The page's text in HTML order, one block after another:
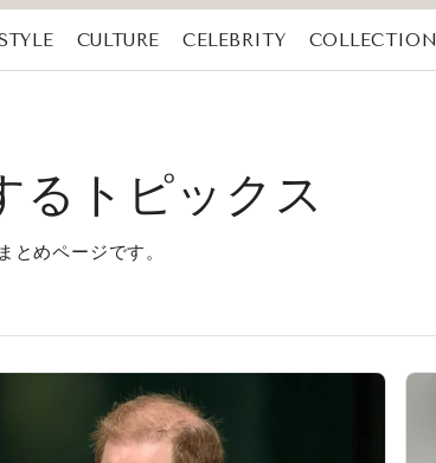
CULTURE CELEBRITY COLLECTION
るトピックス
めページです。